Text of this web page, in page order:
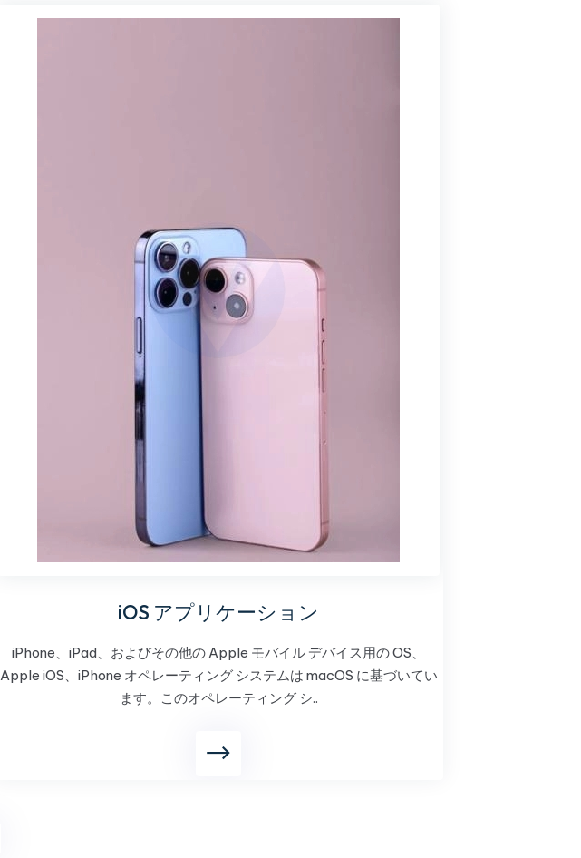
iOS アプリケーション
iPhone、iPad、およびその他の Apple モバイル デバイス用の OS、
Apple iOS、iPhone オペレーティング システムは macOS に基づいてい
ます。このオペレーティング シ..